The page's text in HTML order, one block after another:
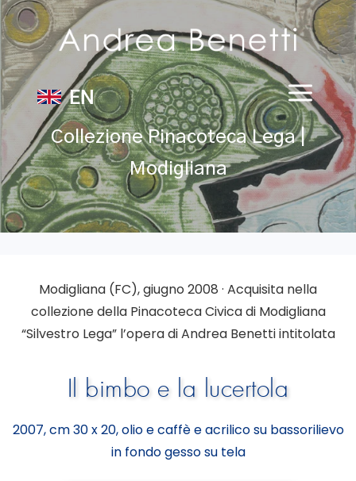
EN
Collezione Pinacoteca Lega |
Modigliana
Modigliana (FC), giugno 2008 · Acquisita nella
collezione della Pinacoteca Civica di Modigliana
“Silvestro Lega”l’opera diAndrea Benettiintitolata
Il bimbo e la lucertola
2007, cm 30 x 20, olio e caffè e acrilico su bassorilievo
in fondo gesso su tela